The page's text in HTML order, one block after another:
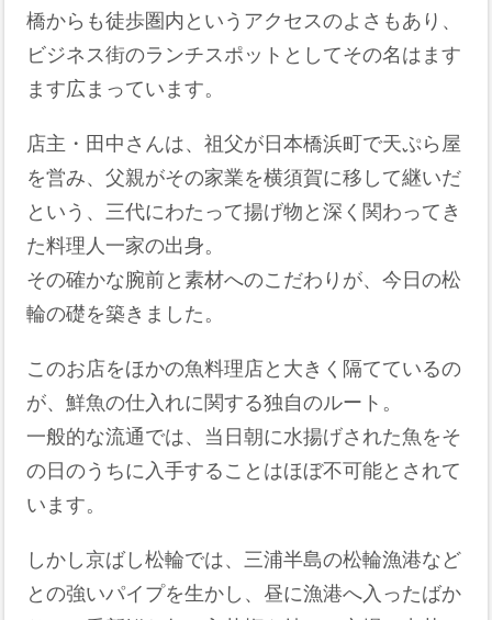
橋からも徒歩圏内というアクセスのよさもあり、
ビジネス街のランチスポットとしてその名はます
ます広まっています。
店主・田中さんは、祖父が日本橋浜町で天ぷら屋
を営み、父親がその家業を横須賀に移して継いだ
という、三代にわたって揚げ物と深く関わってき
た料理人一家の出身。
その確かな腕前と素材へのこだわりが、今日の松
輪の礎を築きました。
このお店をほかの魚料理店と大きく隔てているの
が、鮮魚の仕入れに関する独自のルート。
一般的な流通では、当日朝に水揚げされた魚をそ
の日のうちに入手することはほぼ不可能とされて
います。
しかし京ばし松輪では、三浦半島の松輪漁港など
との強いパイプを生かし、昼に漁港へ入ったばか